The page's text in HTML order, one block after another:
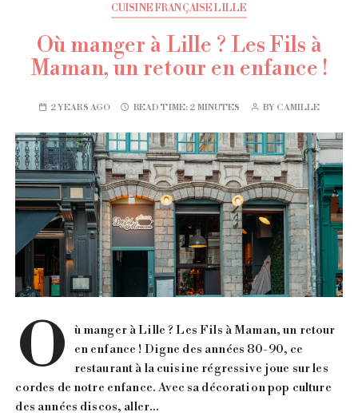
CUISINE FRANÇAISE LILLE
Où manger à Lille ? Les Fils à
Maman, un retour en enfance !
2 YEARS AGO READ TIME: 2 MINUTES BY CAMILLE
O
ù manger à Lille ? Les Fils à Maman, un retour
en enfance ! Digne des années 80-90, ce
restaurant à la cuisine régressive joue sur les
cordes de notre enfance. Avec sa décoration pop culture
des années discos, aller…